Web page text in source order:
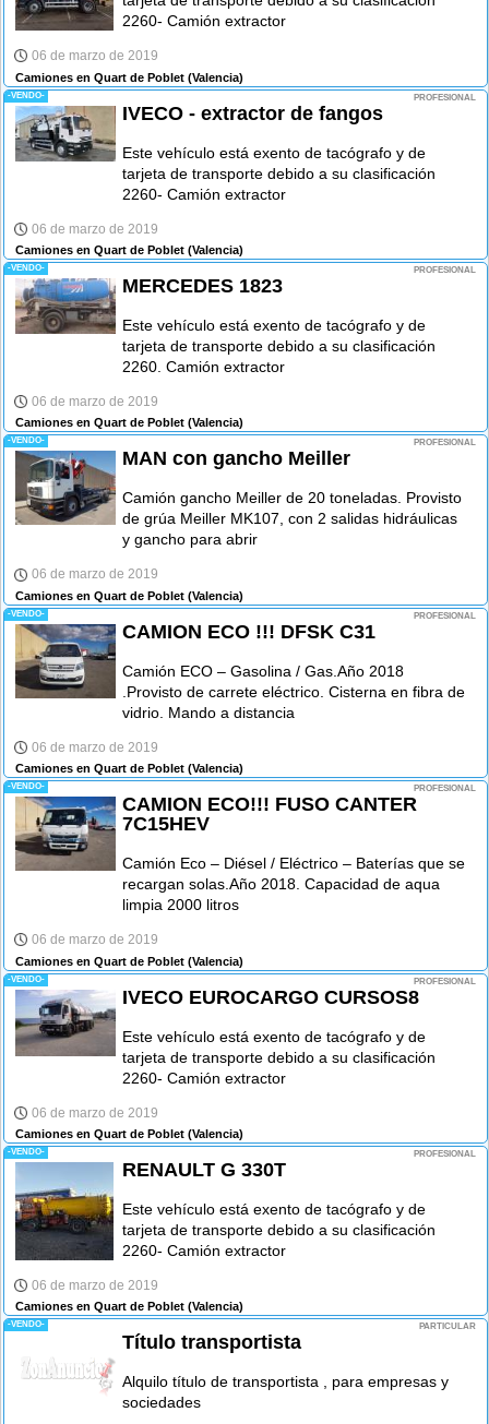
2260- Camión extractor
06 de marzo de 2019
Camiones en Quart de Poblet (Valencia)
-VENDO- PROFESIONAL
IVECO - extractor de fangos
Este vehículo está exento de tacógrafo y de
tarjeta de transporte debido a su clasificación
2260- Camión extractor
06 de marzo de 2019
Camiones en Quart de Poblet (Valencia)
-VENDO- PROFESIONAL
MERCEDES 1823
Este vehículo está exento de tacógrafo y de
tarjeta de transporte debido a su clasificación
2260. Camión extractor
06 de marzo de 2019
Camiones en Quart de Poblet (Valencia)
-VENDO- PROFESIONAL
MAN con gancho Meiller
Camión gancho Meiller de 20 toneladas. Provisto
de grúa Meiller MK107, con 2 salidas hidráulicas
y gancho para abrir
06 de marzo de 2019
Camiones en Quart de Poblet (Valencia)
-VENDO- PROFESIONAL
CAMION ECO !!! DFSK C31
Camión ECO – Gasolina / Gas.Año 2018
.Provisto de carrete eléctrico. Cisterna en fibra de
vidrio. Mando a distancia
06 de marzo de 2019
Camiones en Quart de Poblet (Valencia)
-VENDO- PROFESIONAL
CAMION ECO!!! FUSO CANTER
7C15HEV
Camión Eco – Diésel / Eléctrico – Baterías que se
recargan solas.Año 2018. Capacidad de aqua
limpia 2000 litros
06 de marzo de 2019
Camiones en Quart de Poblet (Valencia)
-VENDO- PROFESIONAL
IVECO EUROCARGO CURSOS8
Este vehículo está exento de tacógrafo y de
tarjeta de transporte debido a su clasificación
2260- Camión extractor
06 de marzo de 2019
Camiones en Quart de Poblet (Valencia)
-VENDO- PROFESIONAL
RENAULT G 330T
Este vehículo está exento de tacógrafo y de
tarjeta de transporte debido a su clasificación
2260- Camión extractor
06 de marzo de 2019
Camiones en Quart de Poblet (Valencia)
-VENDO- PARTICULAR
Título transportista
Alquilo título de transportista , para empresas y
sociedades